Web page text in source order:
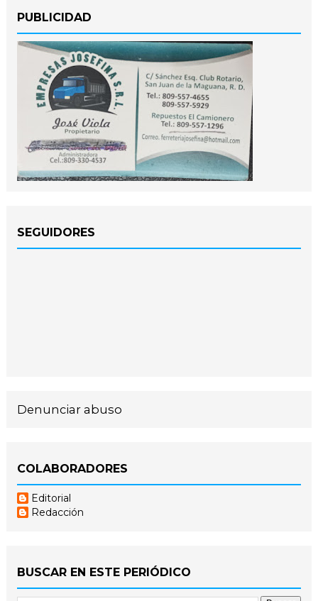
PUBLICIDAD
SEGUIDORES
Denunciar abuso
COLABORADORES
Editorial
Redacción
BUSCAR EN ESTE PERIÓDICO